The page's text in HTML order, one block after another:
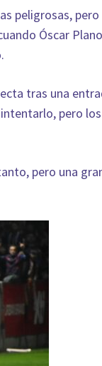
peligrosas,
Óscar
tras una
pero
pero una